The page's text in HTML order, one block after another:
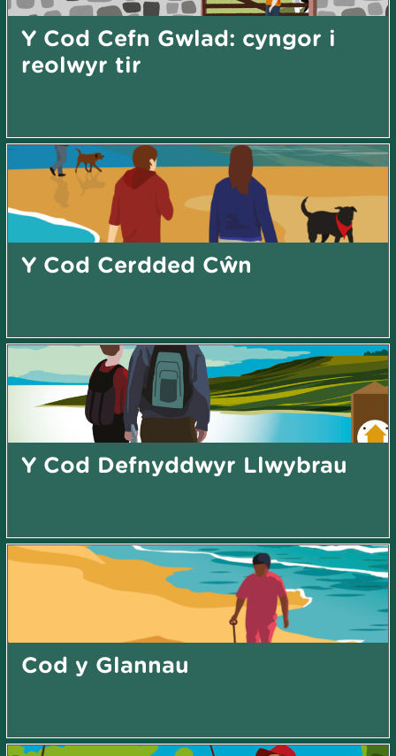
Y Cod Cefn Gwlad: cyngor i
reolwyr tir
Y Cod Cerdded Cŵn
Y Cod Defnyddwyr Llwybrau
Cod y Glannau